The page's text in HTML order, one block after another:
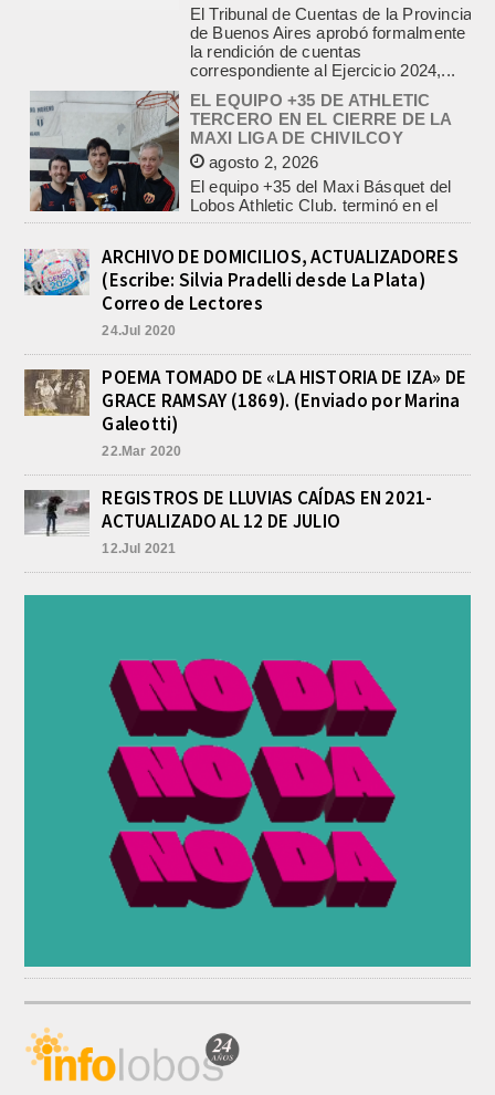
EL EQUIPO +35 DE ATHLETIC
TERCERO EN EL CIERRE DE LA
MAXI LIGA DE CHIVILCOY
agosto 2, 2026
El equipo +35 del Maxi Básquet del
Lobos Athletic Club, terminó en el
podio de la Maxi Liga de Chivilcoy,...
INFORME DE DEFENSA CIVIL
LOBOS, COLABORACION EN LA
BUSQUEDA DE UNA PERSONA EN
EL ARROYO SALADILLO
agosto 5, 2026
En las primeras horas de la tarde del
martes, el Intendente Jorge
Etcheverry recibió, por parte de su
CHOQUE DE UN AUTO Y UN
CAMION EN LA RUTA 205
Chevrolet Prisma, patente AB045CG,
y un camión Mercedes Benz,...
ARCHIVO DE DOMICILIOS, ACTUALIZADORES
(Escribe: Silvia Pradelli desde La Plata)
Correo de Lectores
24.Jul 2020
POEMA TOMADO DE «LA HISTORIA DE IZA» DE
GRACE RAMSAY (1869). (Enviado por Marina
Galeotti)
22.Mar 2020
REGISTROS DE LLUVIAS CAÍDAS EN 2021-
ACTUALIZADO AL 12 DE JULIO
12.Jul 2021